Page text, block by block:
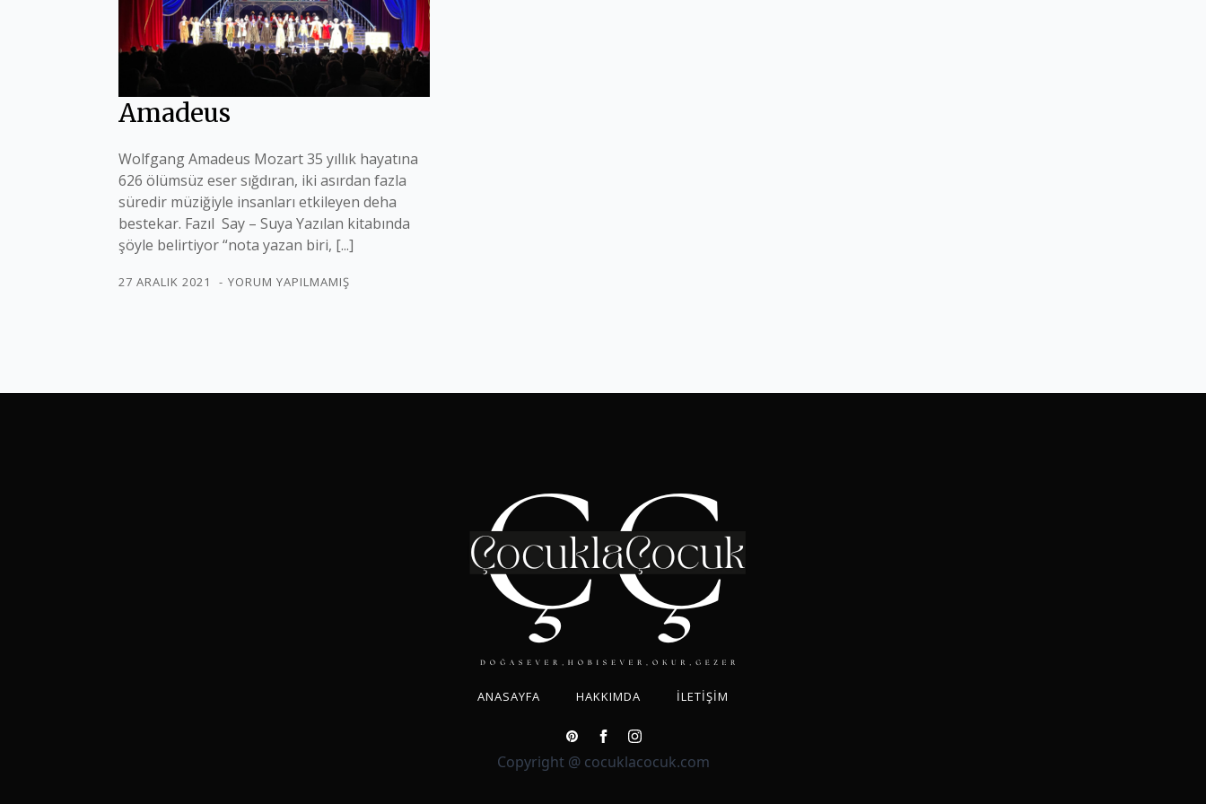
Amadeus
27 ARALIK 2021 YORUM YAPILMAMIŞ
Wolfgang Amadeus Mozart 35 yıllık hayatına
626 ölümsüz eser sığdıran, iki asırdan fazla
süredir müziğiyle insanları etkileyen deha
bestekar. Fazıl Say – Suya Yazılan kitabında
şöyle belirtiyor “nota yazan biri, [...]
ANASAYFA HAKKIMDA İLETIŞIM
Copyright @ cocuklacocuk.com